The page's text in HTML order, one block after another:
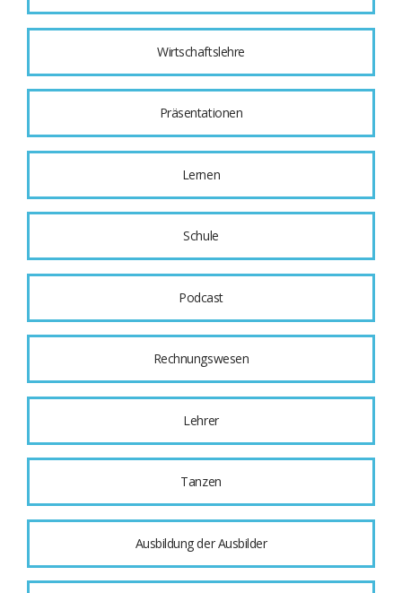
Wirtschaftslehre
Präsentationen
Lernen
Schule
Podcast
Rechnungswesen
Lehrer
Tanzen
Ausbildung der Ausbilder